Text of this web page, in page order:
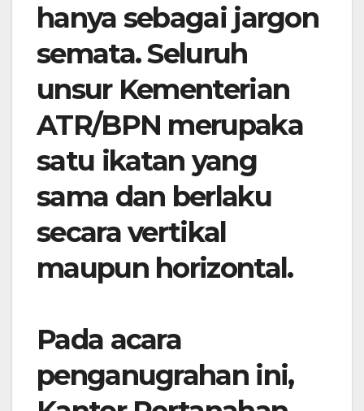
hanya sebagai jargon
semata. Seluruh
unsur Kementerian
ATR/BPN merupaka
satu ikatan yang
sama dan berlaku
secara vertikal
maupun horizontal.
Pada acara
penganugrahan ini,